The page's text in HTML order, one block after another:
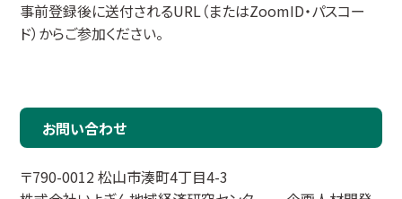
事前登録後に送付されるURL（またはZoomID・パスコー
ド）からご参加ください。
お問い合わせ
〒790-0012 松山市湊町4丁目4-3